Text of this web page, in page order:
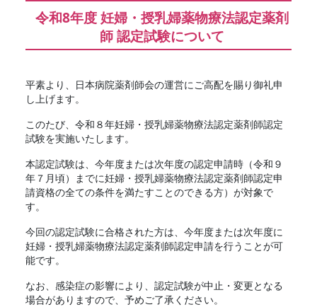
令和8年度 妊婦・授乳婦薬物療法認定薬剤
師 認定試験について
平素より、日本病院薬剤師会の運営にご高配を賜り御礼申
し上げます。
このたび、令和８年妊婦・授乳婦薬物療法認定薬剤師認定
試験を実施いたします。
本認定試験は、今年度または次年度の認定申請時（令和９
年７月頃）までに妊婦・授乳婦薬物療法認定薬剤師認定申
請資格の全ての条件を満たすことのできる方）が対象で
す。
今回の認定試験に合格された方は、今年度または次年度に
妊婦・授乳婦薬物療法認定薬剤師認定申請を行うことが可
能です。
なお、感染症の影響により、認定試験が中止・変更となる
場合がありますので、予めご了承ください。